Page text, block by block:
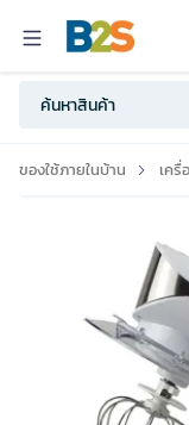
ของใช้ภายในบ้าน เครื่